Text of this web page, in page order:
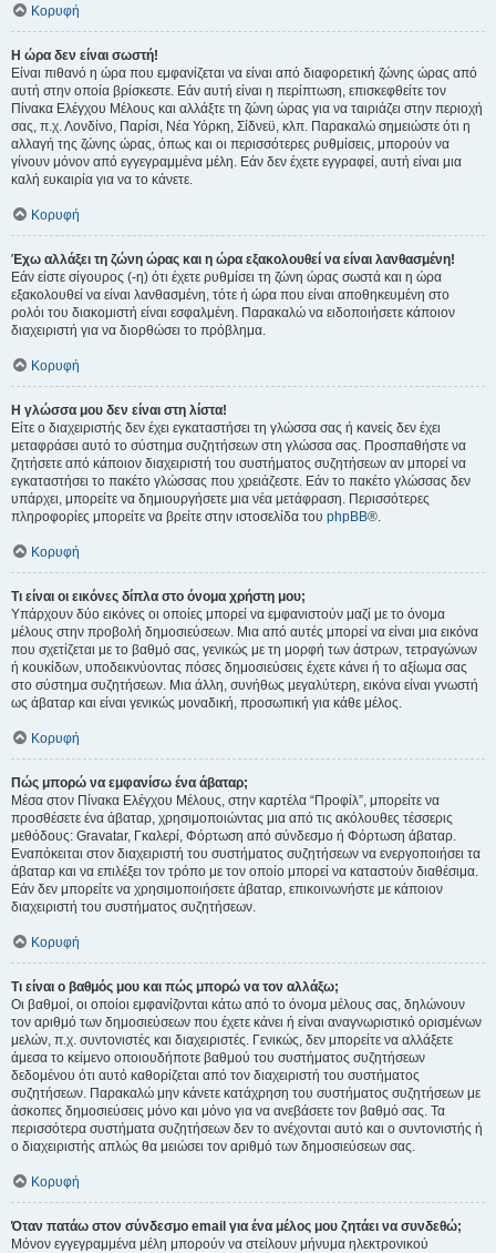
Κορυφή
Η ώρα δεν είναι σωστή!
Είναι πιθανό η ώρα που εμφανίζεται να είναι από διαφορετική ζώνης ώρας από
αυτή στην οποία βρίσκεστε. Εάν αυτή είναι η περίπτωση, επισκεφθείτε τον
Πίνακα Ελέγχου Μέλους και αλλάξτε τη ζώνη ώρας για να ταιριάζει στην περιοχή
σας, π.χ. Λονδίνο, Παρίσι, Νέα Υόρκη, Σίδνεϋ, κλπ. Παρακαλώ σημειώστε ότι η
αλλαγή της ζώνης ώρας, όπως και οι περισσότερες ρυθμίσεις, μπορούν να
γίνουν μόνον από εγγεγραμμένα μέλη. Εάν δεν έχετε εγγραφεί, αυτή είναι μια
καλή ευκαιρία για να το κάνετε.
Κορυφή
Έχω αλλάξει τη ζώνη ώρας και η ώρα εξακολουθεί να είναι λανθασμένη!
Εάν είστε σίγουρος (-η) ότι έχετε ρυθμίσει τη ζώνη ώρας σωστά και η ώρα
εξακολουθεί να είναι λανθασμένη, τότε ή ώρα που είναι αποθηκευμένη στο
ρολόι του διακομιστή είναι εσφαλμένη. Παρακαλώ να ειδοποιήσετε κάποιον
διαχειριστή για να διορθώσει το πρόβλημα.
Κορυφή
Η γλώσσα μου δεν είναι στη λίστα!
Είτε ο διαχειριστής δεν έχει εγκαταστήσει τη γλώσσα σας ή κανείς δεν έχει
μεταφράσει αυτό το σύστημα συζητήσεων στη γλώσσα σας. Προσπαθήστε να
ζητήσετε από κάποιον διαχειριστή του συστήματος συζητήσεων αν μπορεί να
εγκαταστήσει το πακέτο γλώσσας που χρειάζεστε. Εάν το πακέτο γλώσσας δεν
υπάρχει, μπορείτε να δημιουργήσετε μια νέα μετάφραση. Περισσότερες
πληροφορίες μπορείτε να βρείτε στην ιστοσελίδα του phpBB®.
Κορυφή
Τι είναι οι εικόνες δίπλα στο όνομα χρήστη μου;
Υπάρχουν δύο εικόνες οι οποίες μπορεί να εμφανιστούν μαζί με το όνομα
μέλους στην προβολή δημοσιεύσεων. Μια από αυτές μπορεί να είναι μια εικόνα
που σχετίζεται με το βαθμό σας, γενικώς με τη μορφή των άστρων, τετραγώνων
ή κουκίδων, υποδεικνύοντας πόσες δημοσιεύσεις έχετε κάνει ή το αξίωμα σας
στο σύστημα συζητήσεων. Μια άλλη, συνήθως μεγαλύτερη, εικόνα είναι γνωστή
ως άβαταρ και είναι γενικώς μοναδική, προσωπική για κάθε μέλος.
Κορυφή
Πώς μπορώ να εμφανίσω ένα άβαταρ;
Μέσα στον Πίνακα Ελέγχου Μέλους, στην καρτέλα “Προφίλ”, μπορείτε να
προσθέσετε ένα άβαταρ, χρησιμοποιώντας μια από τις ακόλουθες τέσσερις
μεθόδους: Gravatar, Γκαλερί, Φόρτωση από σύνδεσμο ή Φόρτωση άβαταρ.
Εναπόκειται στον διαχειριστή του συστήματος συζητήσεων να ενεργοποιήσει τα
άβαταρ και να επιλέξει τον τρόπο με τον οποίο μπορεί να καταστούν διαθέσιμα.
Εάν δεν μπορείτε να χρησιμοποιήσετε άβαταρ, επικοινωνήστε με κάποιον
διαχειριστή του συστήματος συζητήσεων.
Κορυφή
Τι είναι ο βαθμός μου και πώς μπορώ να τον αλλάξω;
Οι βαθμοί, οι οποίοι εμφανίζονται κάτω από το όνομα μέλους σας, δηλώνουν
τον αριθμό των δημοσιεύσεων που έχετε κάνει ή είναι αναγνωριστικό ορισμένων
μελών, π.χ. συντονιστές και διαχειριστές. Γενικώς, δεν μπορείτε να αλλάξετε
άμεσα το κείμενο οποιουδήποτε βαθμού του συστήματος συζητήσεων
δεδομένου ότι αυτό καθορίζεται από τον διαχειριστή του συστήματος
συζητήσεων. Παρακαλώ μην κάνετε κατάχρηση του συστήματος συζητήσεων με
άσκοπες δημοσιεύσεις μόνο και μόνο για να ανεβάσετε τον βαθμό σας. Τα
περισσότερα συστήματα συζητήσεων δεν το ανέχονται αυτό και ο συντονιστής ή
ο διαχειριστής απλώς θα μειώσει τον αριθμό των δημοσιεύσεων σας.
Κορυφή
Όταν πατάω στον σύνδεσμο email για ένα μέλος μου ζητάει να συνδεθώ;
Μόνον εγγεγραμμένα μέλη μπορούν να στείλουν μήνυμα ηλεκτρονικού